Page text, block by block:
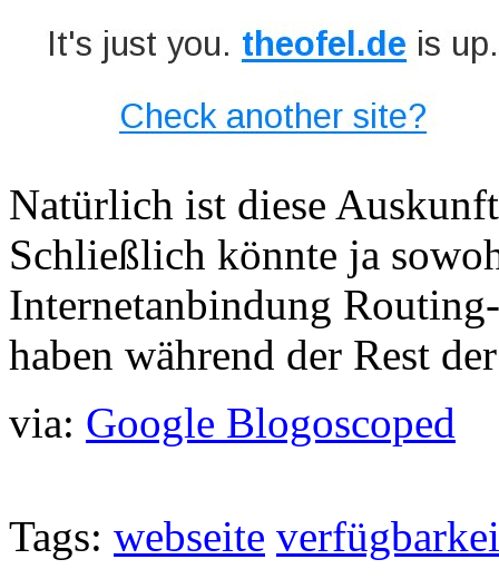
Natürlich ist diese
Schließlich könnte ja
Internetanbindung
haben während der Rest
via: Google Blogoscoped
Tags: webseite